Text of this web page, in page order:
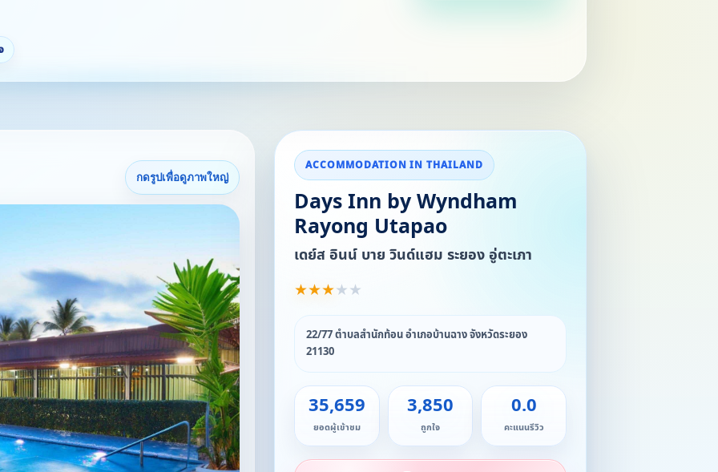
กดรูปเพื่อดูภาพใหญ่
ACCOMMODATION IN THAILAND
Days Inn by Wyndham
Rayong Utapao
เดย์ส อินน์ บาย วินด์แฮม ระยอง อู่ตะเภา
★★★★★
22/77 ตำบลสำนักท้อน อำเภอบ้านฉาง จังหวัดระยอง
21130
35,659
ยอดผู้เข้าชม
3,850
ถูกใจ
0.0
คะแนนรีวิว